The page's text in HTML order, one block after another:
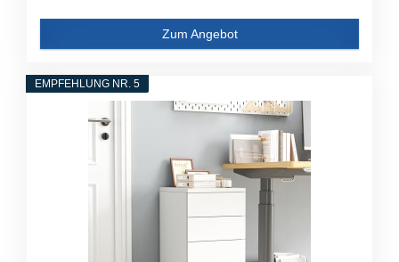
Zum Angebot
EMPFEHLUNG NR. 5